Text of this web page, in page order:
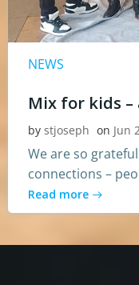
NEWS
Mix for kids
by stjoseph on Jun
We are so
connections –
Read more